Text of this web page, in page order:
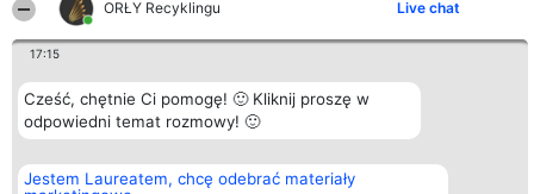
ORŁY Recyklingu Live chat
17:15
Cześć, chętnie Ci pomogę! 🙂 Kliknij proszę w
odpowiedni temat rozmowy! 🙂
Jestem Laureatem, chcę odebrać materiały
Organizator plebiscytu
Bright Side Solutions sp. z o.
o. sp. k.
ul. Ruska 22
KRS 0000749100 | Regon
Plebiscyt
Laureaci
Lista
wszystkich
Zasady
Kontakt